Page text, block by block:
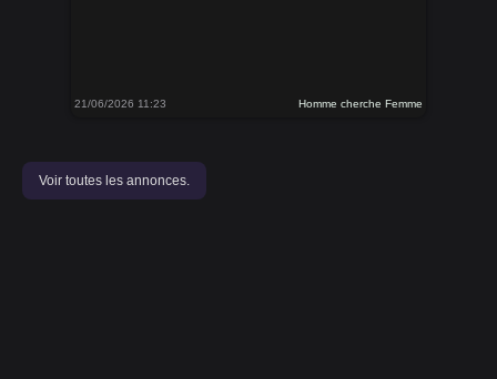
21/06/2026 11:23 Homme cherche Femme
Voir toutes les annonces.